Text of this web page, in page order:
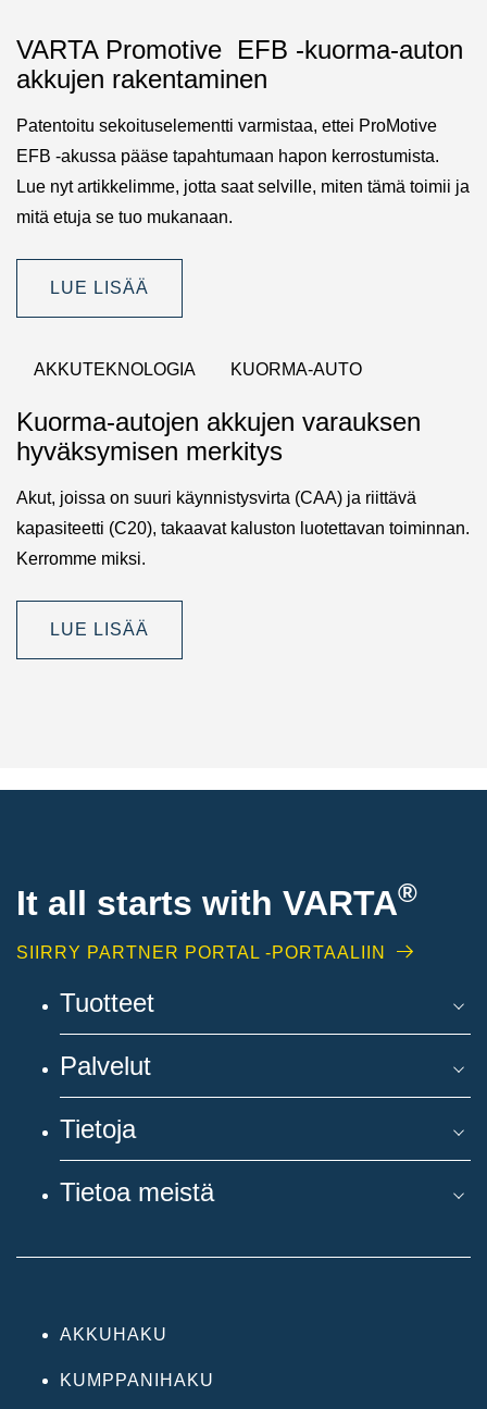
VARTA Promotive EFB -kuorma-auton
akkujen rakentaminen
Patentoitu sekoituselementti varmistaa, ettei ProMotive
EFB -akussa pääse tapahtumaan hapon kerrostumista.
Lue nyt artikkelimme, jotta saat selville, miten tämä toimii ja
mitä etuja se tuo mukanaan.
LUE LISÄÄ
AKKUTEKNOLOGIA KUORMA-AUTO
Kuorma-autojen akkujen varauksen
hyväksymisen merkitys
Akut, joissa on suuri käynnistysvirta (CAA) ja riittävä
kapasiteetti (C20), takaavat kaluston luotettavan toiminnan.
Kerromme miksi.
LUE LISÄÄ
It all starts with VARTA®
SIIRRY PARTNER PORTAL -PORTAALIIN
Tuotteet
Palvelut
Tietoja
Tietoa meistä
AKKUHAKU
KUMPPANIHAKU